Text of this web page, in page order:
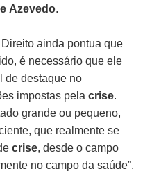
Azevedo.
ainda pontua que
é necessário que ele
de destaque no
impostas pelacrise.
grande ou pequeno,
que realmente se
crise, desde o campo
no campo da saúde”.